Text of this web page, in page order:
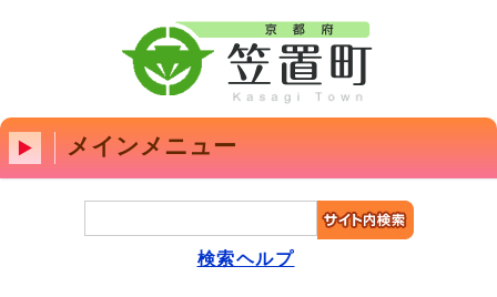
メインメニュー
検索ヘルプ